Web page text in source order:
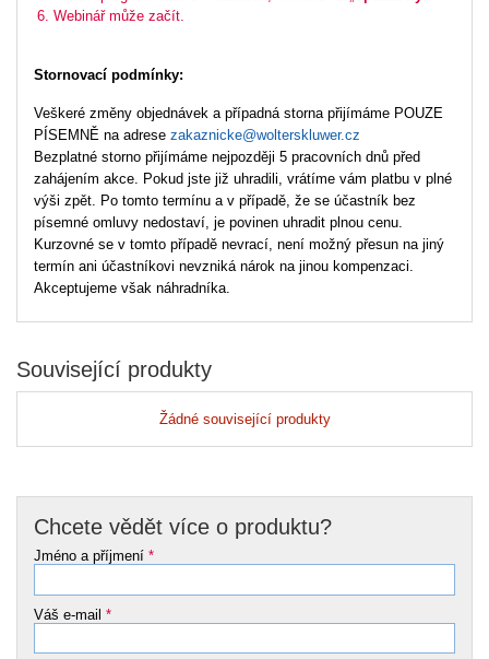
Webinář může začít.
Stornovací podmínky:
Veškeré změny objednávek a případná storna přijímáme POUZE
PÍSEMNĚ na adrese zakaznicke@wolterskluwer.cz
Bezplatné storno přijímáme nejpozději 5 pracovních dnů před
zahájením akce. Pokud jste již uhradili, vrátíme vám platbu v plné
výši zpět. Po tomto termínu a v případě, že se účastník bez
písemné omluvy nedostaví, je povinen uhradit plnou cenu.
Kurzovné se v tomto případě nevrací, není možný přesun na jiný
termín ani účastníkovi nevzniká nárok na jinou kompenzaci.
Akceptujeme však náhradníka.
Související produkty
Žádné související produkty
Chcete vědět více o produktu?
Jméno a příjmení *
Váš e-mail *